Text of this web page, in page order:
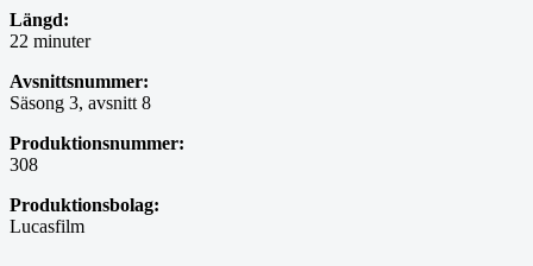
Längd:
22 minuter
Avsnittsnummer:
Säsong 3, avsnitt 8
Produktionsnummer:
308
Produktionsbolag:
Lucasfilm